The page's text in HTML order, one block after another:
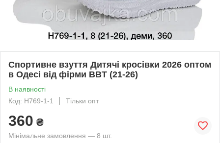
Спортивне взуття Дитячі кросівки 2026 оптом
в Одесі від фірми BBT (21-26)
В наявності
Код: H769-1-1
Тільки опт
360 ₴
Мінімальне замовлення — 8 шт.